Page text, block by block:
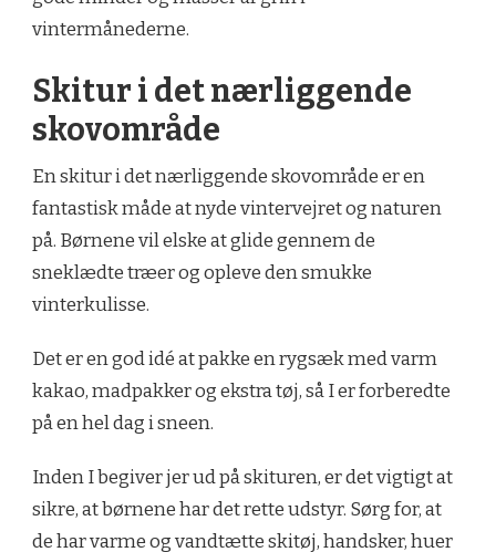
vintermånederne.
Skitur i det nærliggende
skovområde
En skitur i det nærliggende skovområde er en
fantastisk måde at nyde vintervejret og naturen
på. Børnene vil elske at glide gennem de
sneklædte træer og opleve den smukke
vinterkulisse.
Det er en god idé at pakke en rygsæk med varm
kakao, madpakker og ekstra tøj, så I er forberedte
på en hel dag i sneen.
Inden I begiver jer ud på skituren, er det vigtigt at
sikre, at børnene har det rette udstyr. Sørg for, at
de har varme og vandtætte skitøj, handsker, huer